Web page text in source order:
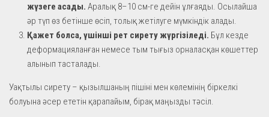
жүзеге асады. Аралық 8–10 см-ге дейін ұлғаяды. Осылайша
әр түп өз бетінше өсіп, толық жетілуге мүмкіндік алады.
Қажет болса, үшінші рет сирету жүргізіледі. Бұл кезде
деформацияланған немесе тым тығыз орналасқан көшеттер
алынып тасталады.
Уақтылы сирету – қызылшаның пішіні мен көлемінің біркелкі
болуына әсер ететін қарапайым, бірақ маңызды тәсіл.